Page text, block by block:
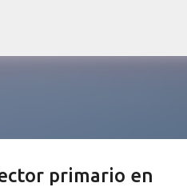
primario en